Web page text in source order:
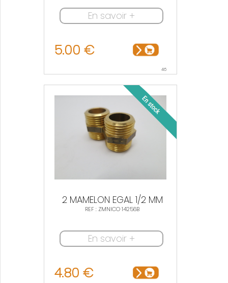
En savoir +
5.00 €
46
2 MAMELON EGAL 1/2 MM
REF : ZMNICO 14256B
En savoir +
4.80 €